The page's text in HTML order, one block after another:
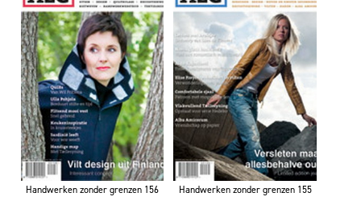
Handwerken zonder grenzen 156 Handwerken zonder grenzen 155